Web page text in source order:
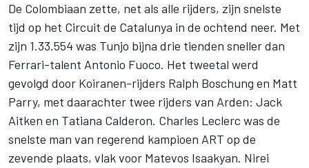
De Colombiaan zette, net als alle rijders, zijn snelste
tijd op het Circuit de Catalunya in de ochtend neer. Met
zijn 1.33.554 was Tunjo bijna drie tienden sneller dan
Ferrari-talent Antonio Fuoco. Het tweetal werd
gevolgd door Koiranen-rijders Ralph Boschung en Matt
Parry, met daarachter twee rijders van Arden: Jack
Aitken en Tatiana Calderon. Charles Leclerc was de
snelste man van regerend kampioen ART op de
zevende plaats, vlak voor Matevos Isaakyan. Nirei